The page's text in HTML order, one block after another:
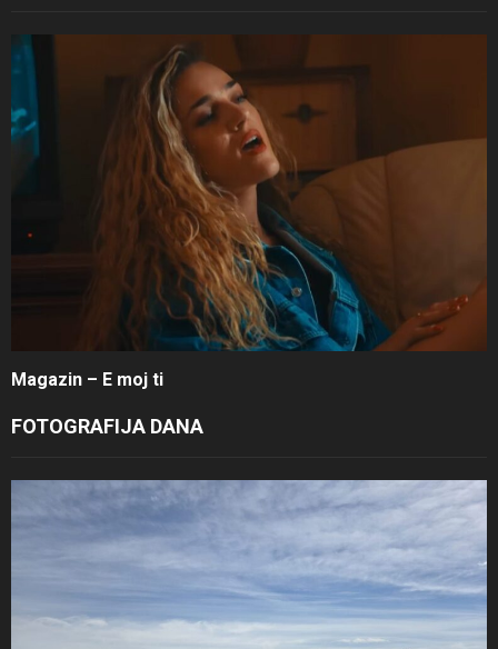
Magazin – E moj ti
FOTOGRAFIJA DANA